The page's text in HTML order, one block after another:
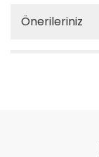
Önerileriniz